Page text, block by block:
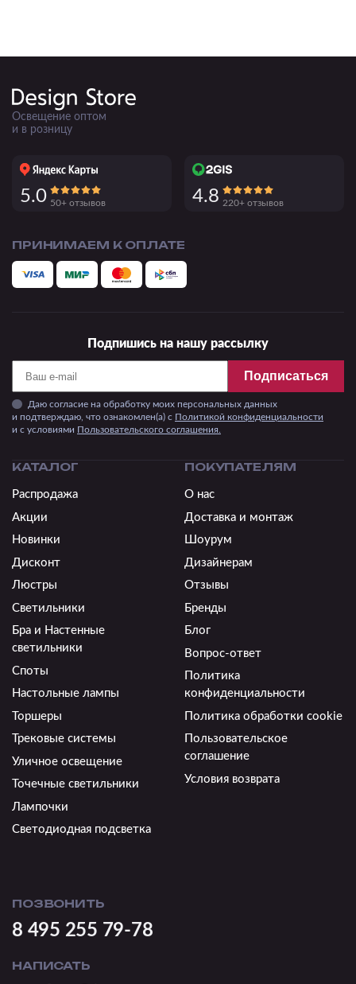
Подпишись на нашу рассылку
Подписаться
Даю согласие на обработку моих персональных данных
и подтверждаю, что ознакомлен(а) с Политикой конфиденциальности
и c условиями Пользовательского соглашения.
Освещение оптом
и в розницу
5.0 50+ отзывов 4.8 220+ отзывов
ПРИНИМАЕМ К ОПЛАТЕ
КАТАЛОГ
Распродажа
Акции
Новинки
Дисконт
Люстры
Светильники
Бра и Настенные
светильники
Споты
Настольные лампы
Торшеры
Трековые системы
Уличное освещение
Точечные светильники
Лампочки
Светодиодная подсветка
ПОКУПАТЕЛЯМ
О нас
Доставка и монтаж
Шоурум
Дизайнерам
Отзывы
Бренды
Блог
Вопрос-ответ
Политика
конфиденциальности
Политика обработки cookie
Пользовательское
соглашение
Условия возврата
ПОЗВОНИТЬ
8 495 255 79-78
НАПИСАТЬ